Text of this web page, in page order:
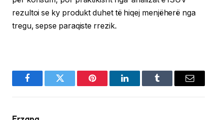
rezultoi se ky produkt duhet të hiqej menjëherë nga
tregu, sepse paraqiste rrezik.
FacebookTwitter Pinterest LinkedInTumblr Email